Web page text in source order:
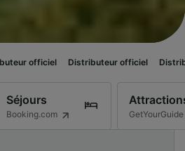
Distributeur officiel Distributeur officiel
Séjours
Booking.com GetYourGuide